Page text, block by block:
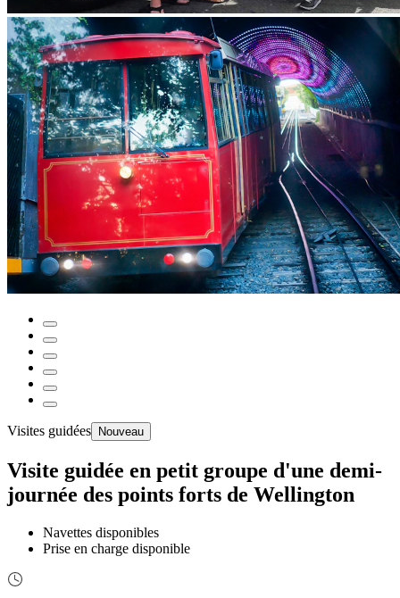
Visites guidées Nouveau
Visite guidée en petit groupe d'une demi-
journée des points forts de Wellington
Navettes disponibles
Prise en charge disponible